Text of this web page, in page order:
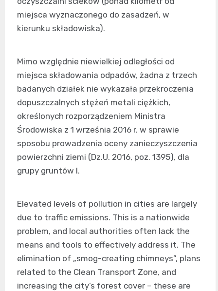
miejsca wyznaczonego do zasadzeń, w
kierunku składowiska).
Mimo względnie niewielkiej odległości od
miejsca składowania odpadów, żadna z trzech
badanych działek nie wykazała przekroczenia
dopuszczalnych stężeń metali ciężkich,
określonych rozporządzeniem Ministra
Środowiska z 1 września 2016 r. w sprawie
sposobu prowadzenia oceny zanieczyszczenia
powierzchni ziemi (Dz.U. 2016, poz. 1395), dla
grupy gruntów I.
Elevated levels of pollution in cities are largely
due to traffic emissions. This is a nationwide
problem, and local authorities often lack the
means and tools to effectively address it. The
elimination of „smog-creating chimneys”, plans
related to the Clean Transport Zone, and
increasing the city’s forest cover – these are